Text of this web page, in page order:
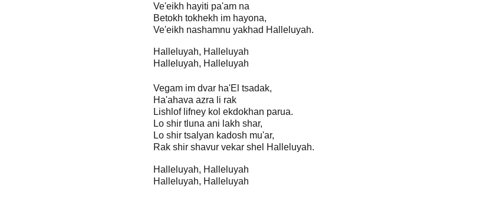
Ve'eikh hayiti pa'am na
Betokh tokhekh im hayona,
Ve'eikh nashamnu yakhad Halleluyah.
Halleluyah, Halleluyah
Halleluyah, Halleluyah
Vegam im dvar ha'El tsadak,
Ha'ahava azra li rak
Lishlof lifney kol ekdokhan parua.
Lo shir tluna ani lakh shar,
Lo shir tsalyan kadosh mu'ar,
Rak shir shavur vekar shel Halleluyah.
Halleluyah, Halleluyah
Halleluyah, Halleluyah